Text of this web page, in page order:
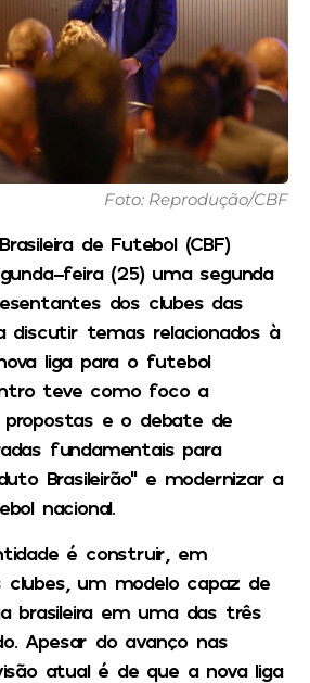
Foto: Reprodução/CBF
de Futebol (CBF)
feira (25) uma segunda
dos clubes das
discutir temas relacionados à
liga para o futebol
teve como foco a
propostas e o debate de
fundamentais para
Brasileirão” e modernizar a
nacional.
é construir, em
um modelo capaz de
brasileira em uma das três
Apesar do avanço nas
atual é de que a nova liga